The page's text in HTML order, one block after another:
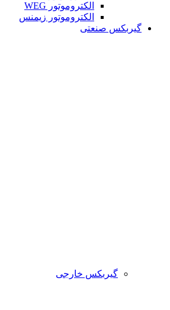
الکتروموتور WEG
الکتروموتور زیمنس
گیربکس صنعتی
گیربکس خارجی